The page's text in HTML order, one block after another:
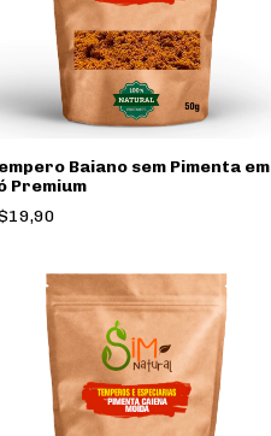
Baiano sem Pimenta em
Premium